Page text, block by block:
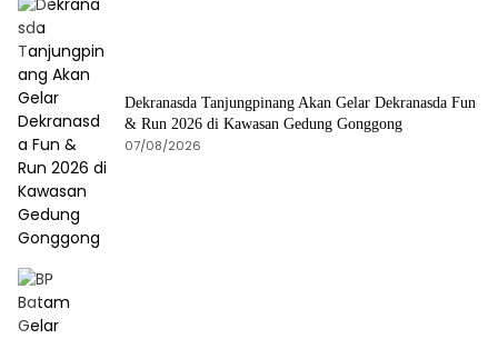
Dekranasda Tanjungpinang Akan Gelar Dekranasda Fun
& Run 2026 di Kawasan Gedung Gonggong
07/08/2026